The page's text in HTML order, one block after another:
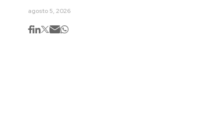
agosto 5, 2026